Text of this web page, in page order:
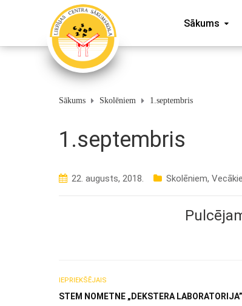
Sākums
Sākums Skolēniem 1.septembris
1.septembris
22. augusts, 2018. Skolēniem,
IEPRIEKŠĒJAIS
STEM NOMETNE „DEKSTERA LABORATORIJA”